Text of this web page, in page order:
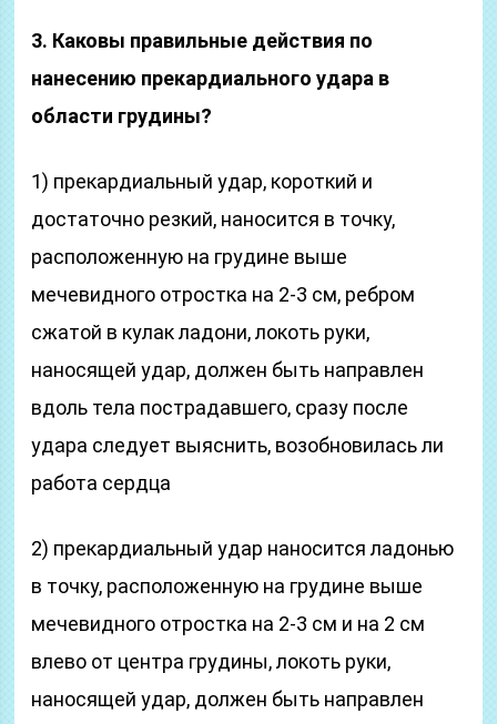
3. Каковы правильные действия по
нанесению прекарди­ального удара в
области грудины?
1) прекардиальный удар, короткий и
достаточно рез­кий, наносится в точку,
расположенную на грудине выше
мечевидного отростка на 2-3 см, ребром
сжатой в кулак ладони, локоть руки,
наносящей удар, дол­жен быть направлен
вдоль тела пострадавшего, сразу после
удара следует выяснить, возобновилась ли
ра­бота сердца
2) прекардиальный удар наносится ладонью
в точку, расположенную на грудине выше
мечевидного от­ростка на 2-3 см и на 2 см
влево от центра грудины, локоть руки,
наносящей удар, должен быть направ­лен